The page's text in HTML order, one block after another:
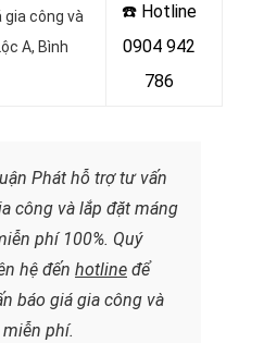
gia công và
A, Bình
☎️ Hotline
0904 942
786
Phát hỗ trợ tư vấn
công và lắp đặt máng
phí 100%. Quý
hệ đến hotline để
báo giá gia công và
miễn phí.